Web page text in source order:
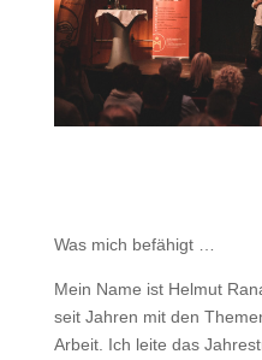
Was mich befähigt …
Mein Name ist Helmut
seit Jahren mit den
Arbeit. Ich leite das